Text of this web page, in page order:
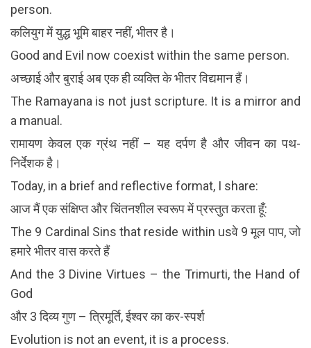
person.
कलियुग में युद्ध भूमि बाहर नहीं, भीतर है।
Good and Evil now coexist within the same person.
अच्छाई और बुराई अब एक ही व्यक्ति के भीतर विद्यमान हैं।
The Ramayana is not just scripture. It is a mirror and
a manual.
रामायण केवल एक ग्रंथ नहीं – यह दर्पण है और जीवन का पथ-
निर्देशक है।
Today, in a brief and reflective format, I share:
आज मैं एक संक्षिप्त और चिंतनशील स्वरूप में प्रस्तुत करता हूँ:
The 9 Cardinal Sins that reside within usवे 9 मूल पाप, जो
हमारे भीतर वास करते हैं
And the 3 Divine Virtues – the Trimurti, the Hand of
God
और 3 दिव्य गुण – त्रिमूर्ति, ईश्वर का कर-स्पर्श
Evolution is not an event, it is a process.